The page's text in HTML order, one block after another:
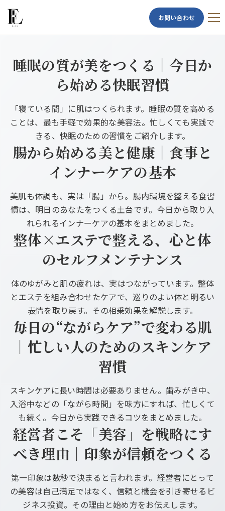
お問い合わせ
睡眠の質が美をつくる｜今日か
ら始める快眠習慣
「寝ている間」に肌はつくられます。睡眠の質を高める
ことは、最も手軽で効果的な美容法。忙しくても実践で
きる、快眠のための習慣をご紹介します。
腸から始める美と健康｜食事と
インナーケアの基本
美肌も体調も、実は「腸」から。腸内環境を整える食習
慣は、明日のあなたをつくる土台です。今日から取り入
れられるインナーケアの基本をまとめました。
整体×エステで整える、心と体
のセルフメンテナンス
体のゆがみと肌の疲れは、実はつながっています。整体
とエステを組み合わせたケアで、巡りのよい体と明るい
表情を取り戻す。その相乗効果を解説します。
毎日の“ながらケア”で変わる肌
｜忙しい人のためのスキンケア
習慣
スキンケアに長い時間は必要ありません。歯みがき中、
入浴中などの「ながら時間」を味方にすれば、忙しくて
も続く。今日から実践できるコツをまとめました。
経営者こそ「美容」を戦略にす
べき理由｜印象が信頼をつくる
第一印象は数秒で決まると言われます。経営者にとって
の美容は自己満足ではなく、信頼と機会を引き寄せるビ
ジネス投資。その理由と始め方をお伝えします。